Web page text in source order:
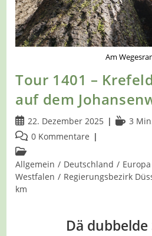
Am
Tour 1401 –
auf dem
Beitrag
veröffentlicht:
22. Dezember 2025
3
Beitrags-
Kommentare:
0 Kommentare
Beitrags-
Kategorie:
Allgemein / Deutschland / Europa
Westfalen / Regierungsbezirk
km
Dä dubbelde